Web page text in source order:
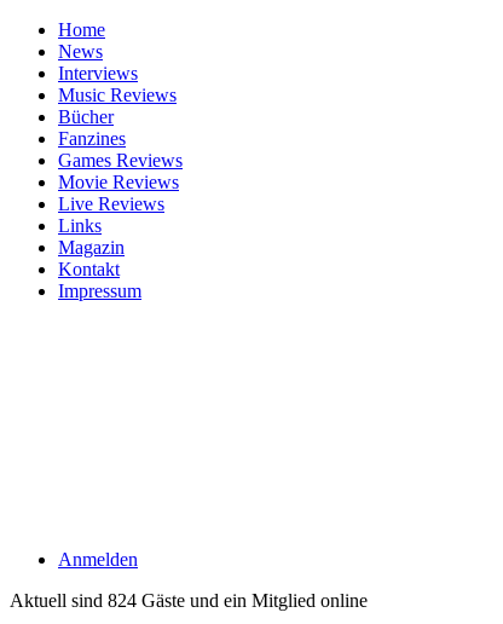
Home
News
Interviews
Music Reviews
Bücher
Fanzines
Games Reviews
Movie Reviews
Live Reviews
Links
Magazin
Kontakt
Impressum
Anmelden
Aktuell sind 824 Gäste und ein Mitglied online